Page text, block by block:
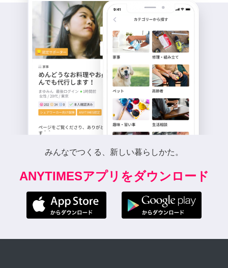
みんなでつくる、新しい暮らしかた。
ANYTIMESアプリをダウンロード